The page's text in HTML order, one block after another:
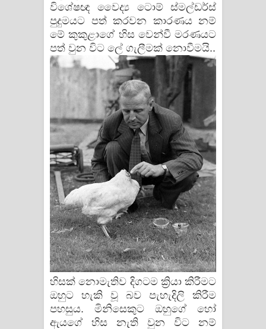
විශේෂඥ වෛද්‍ය ටොම් ස්මල්ඩර්ස්
පුදුමයට පත් කරවන කාරණය නම්
මේ කුකුළාගේ හිස වෙන්වී මරණයට
පත් වුන විට ලේ ගැලීමක් නොවීමයි..
හිසක් නොමැතිව දිගටම ක්‍රියා කිරීමට
ඔහුට හැකි වූ බව පැහැදිලි කිරීම
පහසුය. මිනිසෙකුට ඔහුගේ හෝ
ඇයගේ හිස නැති වුන විට නම්